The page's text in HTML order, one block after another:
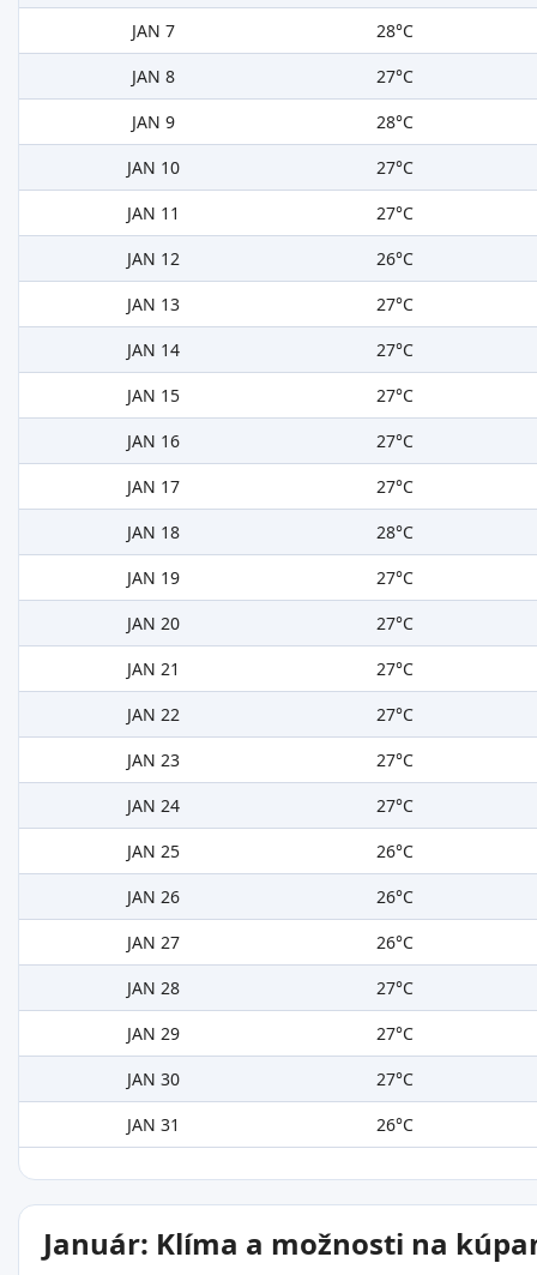
JAN 7
28°C
JAN 8
27°C
JAN 9
28°C
JAN 10
27°C
JAN 11
27°C
JAN 12
26°C
JAN 13
27°C
JAN 14
27°C
JAN 15
27°C
JAN 16
27°C
JAN 17
27°C
JAN 18
28°C
JAN 19
27°C
JAN 20
27°C
JAN 21
27°C
JAN 22
27°C
JAN 23
27°C
JAN 24
27°C
JAN 25
26°C
JAN 26
26°C
JAN 27
26°C
JAN 28
27°C
JAN 29
27°C
JAN 30
27°C
JAN 31
26°C
Január: Klíma a možnosti na